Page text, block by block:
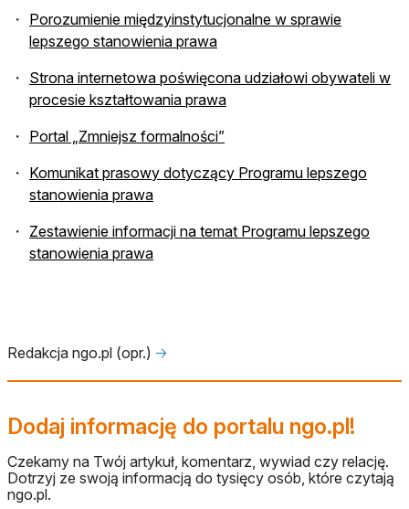
Porozumienie międzyinstytucjonalne w sprawie
lepszego stanowienia prawa
Strona internetowa poświęcona udziałowi obywateli w
procesie kształtowania prawa
Portal „Zmniejsz formalności”
Komunikat prasowy dotyczący Programu lepszego
stanowienia prawa
Zestawienie informacji na temat Programu lepszego
stanowienia prawa
Redakcja ngo.pl (opr.) 🡢
Dodaj informację do portalu ngo.pl!
Czekamy na Twój artykuł, komentarz, wywiad czy relację.
Dotrzyj ze swoją informacją do tysięcy osób, które czytają
ngo.pl.